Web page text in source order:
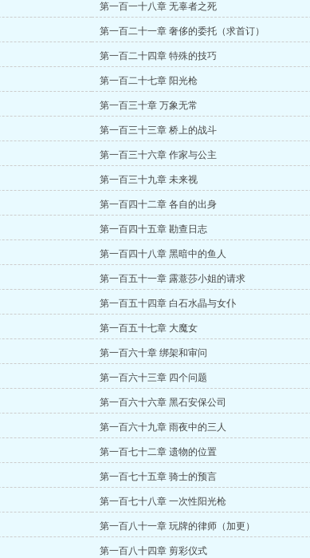
第一百一十八章 无辜者之死
第一百二十一章 奢侈的委托（求首订）
第一百二十四章 特殊的技巧
第一百二十七章 阳光枪
第一百三十章 万象无常
第一百三十三章 桥上的战斗
第一百三十六章 作家与公主
第一百三十九章 未来视
第一百四十二章 各自的出身
第一百四十五章 勘查日志
第一百四十八章 黑暗中的鱼人
第一百五十一章 露薏莎小姐的请求
第一百五十四章 白石水晶与女仆
第一百五十七章 大魔女
第一百六十章 绑架和审问
第一百六十三章 四个问题
第一百六十六章 黑石安保公司
第一百六十九章 雨夜中的三人
第一百七十二章 遗物的位置
第一百七十五章 骑士的预言
第一百七十八章 一次性阳光枪
第一百八十一章 玩牌的律师（加更）
第一百八十四章 剪彩仪式